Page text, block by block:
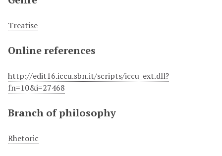
Treatise
Online references
http://edit16.iccu.sbn.it/scripts/iccu_ext.dll?
fn=10&i=27468
Branch of philosophy
Rhetoric